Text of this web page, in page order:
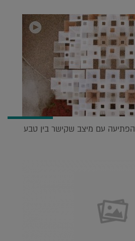
תעשייתי או פואטי? COS הפתיעה עם מיצב שקישר בין טבע